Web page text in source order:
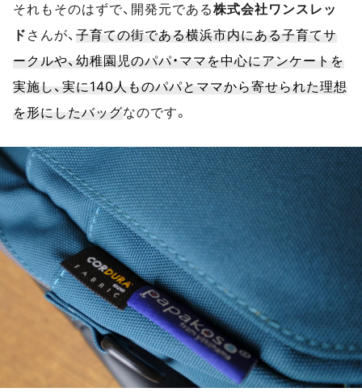
それもそのはずで、開発元である株式会社ワンスレッ
ド さんが、 子育ての街である横浜市内にある子育てサ
ークルや、幼稚園児のパパ・ママを中心にアンケートを
実施し、実に140人ものパパとママから寄せられた理想
を形にしたバッグなのです。